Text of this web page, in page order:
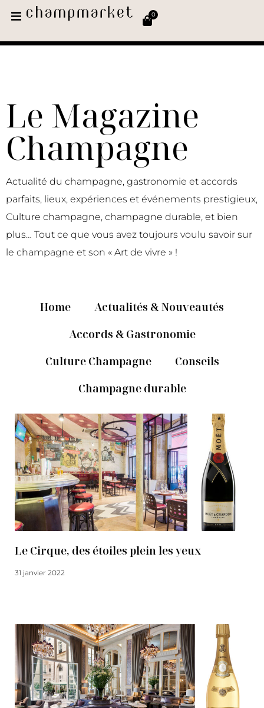
0
Le Magazine
Champagne
Actualité du champagne, gastronomie et accords
parfaits, lieux, expériences et événements prestigieux,
Culture champagne, champagne durable, et bien
plus… Tout ce que vous avez toujours voulu savoir sur
le champagne et son « Art de vivre » !
Home
Actualités & Nouveautés
Accords & Gastronomie
Culture Champagne
Conseils
Champagne durable
Le Cirque, des étoiles plein les yeux
31 janvier 2022